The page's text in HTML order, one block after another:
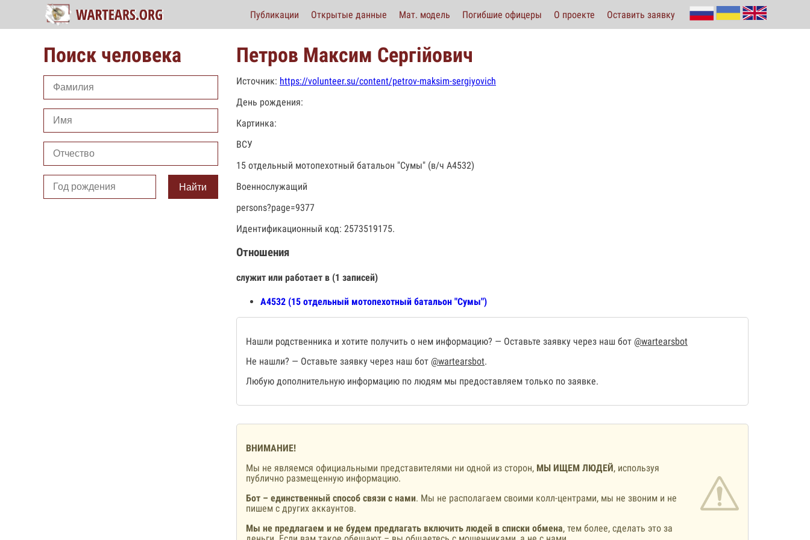
Публикации Открытые данные Мат. модель Погибшие офицеры О проекте Оставить заявку
Поиск человека
Найти
Петров Максим Сергійович
Источник: https://volunteer.su/content/petrov-maksim-sergiyovich
День рождения:
Картинка:
ВСУ
15 отдельный мотопехотный батальон "Сумы" (в/ч А4532)
Военнослужащий
persons?page=9377
Идентификационный код: 2573519175.
Отношения
служит или работает в (1 записей)
А4532 (15 отдельный мотопехотный батальон "Сумы")
Нашли родственника и хотите получить о нем информацию? — Оставьте заявку через наш бот @wartearsbot
Не нашли? — Оставьте заявку через наш бот @wartearsbot.
Любую дополнительную информацию по людям мы предоставляем только по заявке.
ВНИМАНИЕ!
Мы не являемся официальными представителями ни одной из сторон, МЫ ИЩЕМ ЛЮДЕЙ, используя
публично размещенную информацию.
Бот – единственный способ связи с нами. Мы не располагаем своими колл-центрами, мы не звоним и не
пишем с других аккаунтов.
Мы не предлагаем и не будем предлагать включить людей в списки обмена, тем более, сделать это за